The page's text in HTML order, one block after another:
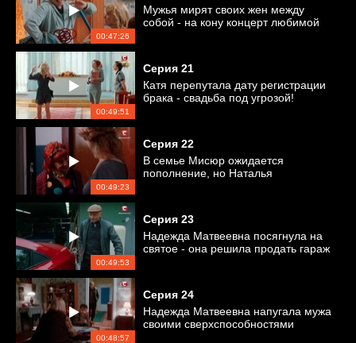
00:47:26
Мужья мирят своих жен между
собой - на кону концерт любимой
00:49:51
Серия 21
Катя перепутала дату регистрации
брака - свадьба под угрозой!
00:49:23
Серия 22
В семье Мисюр ожидается
пополнение, но Наталья
00:49:53
Серия 23
Надежда Матвеевна посягнула на
святое - она решила продать гараж
00:48:57
Серия 24
Надежда Матвеевна напугала мужа
своими сверхспособностями